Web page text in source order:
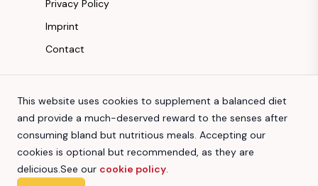
Privacy Policy
Imprint
Contact
Facebook
Youtube
TikTok
This website uses cookies to supplement a balanced diet
and provide a much-deserved reward to the senses after
consuming bland but nutritious meals. Accepting our
cookies is optional but recommended, as they are
delicious.See our cookie policy.